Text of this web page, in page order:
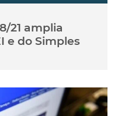
21 amplia
e do Simples